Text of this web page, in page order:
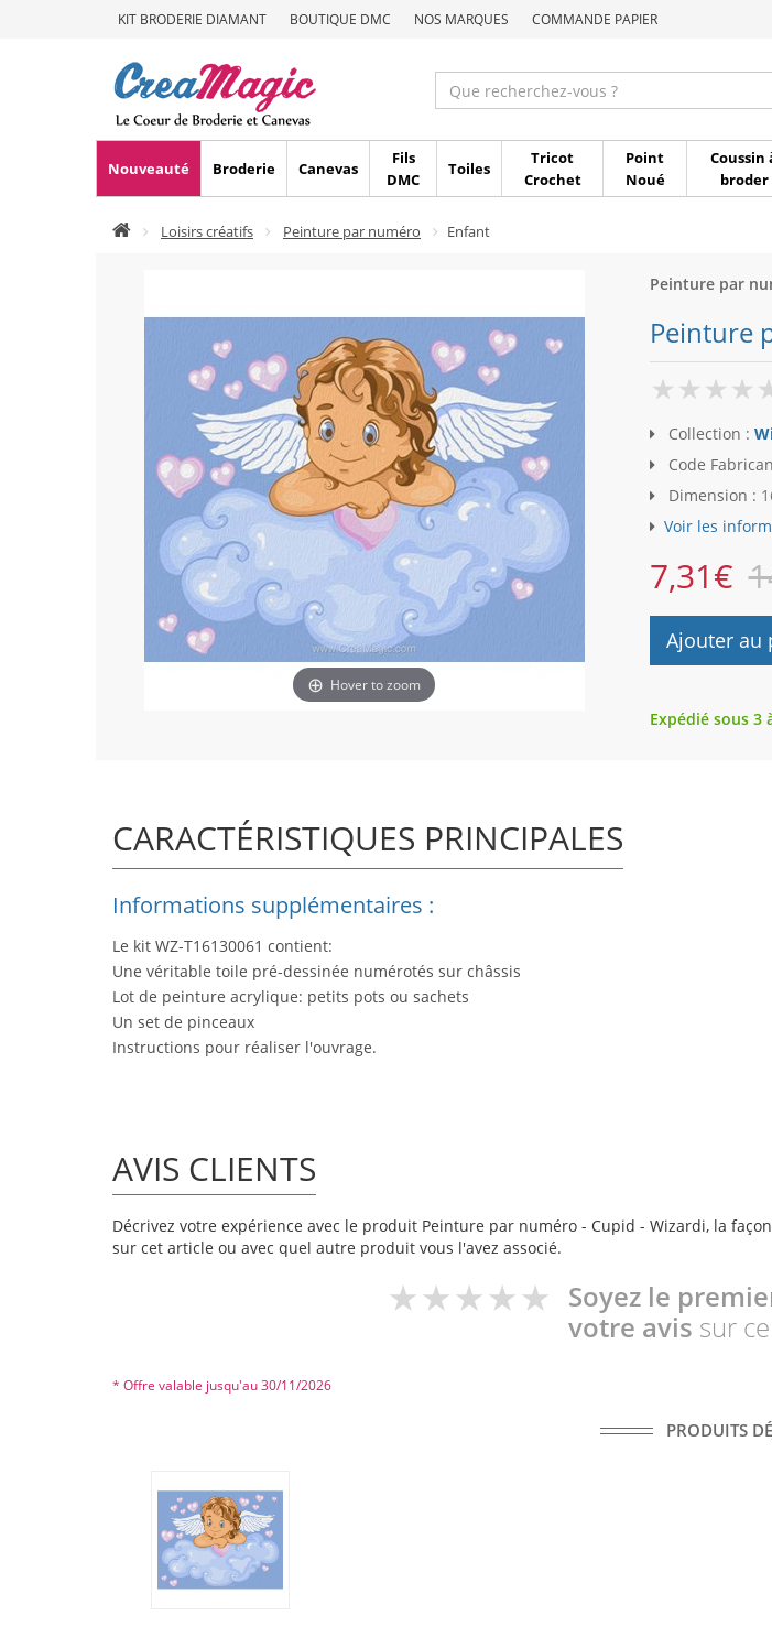
KIT BRODERIE DIAMANT BOUTIQUE DMC NOS MARQUES COMMANDE PAPIER
Nouveauté Broderie Canevas
Fils
DMC
Toiles
Tricot
Crochet
Point
Noué
Coussin
broder
Loisirs créatifs Peinture par numéro Enfant
Hover to zoom
Peinture par
Peinture
Collection :
Code
Dimension :
Voir les
7,31€
Ajouter au
Expédié sous 3
CARACTÉRISTIQUES PRINCIPALES
Informations supplémentaires :
Le kit WZ-T16130061 contient:
Une véritable toile pré-dessinée numérotés sur châssis
Lot de peinture acrylique: petits pots ou sachets
Un set de pinceaux
Instructions pour réaliser l'ouvrage.
AVIS CLIENTS
Décrivez votre expérience avec le produit Peinture par numéro - Cupid - Wizardi, la
sur cet article ou avec quel autre produit vous l'avez associé.
Soyez le
votre avis sur
* Offre valable jusqu'au 30/11/2026
PRODUITS